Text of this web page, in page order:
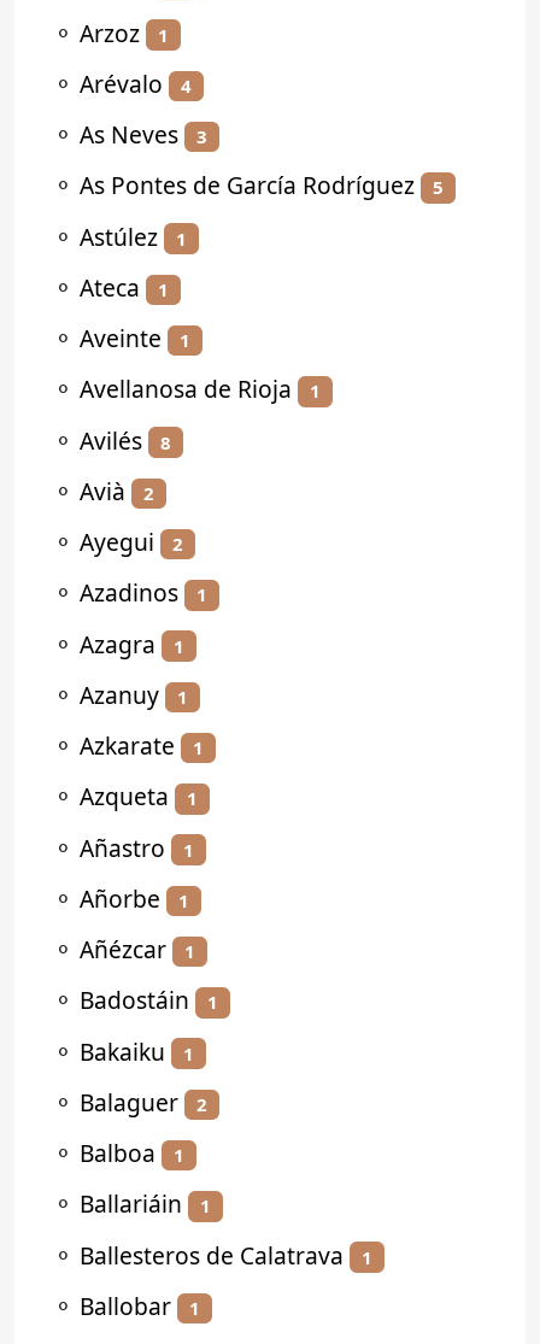
⚬ Arzoz 1
⚬ Arévalo 4
⚬ As Neves 3
⚬ As Pontes de García Rodríguez 5
⚬ Astúlez 1
⚬ Ateca 1
⚬ Aveinte 1
⚬ Avellanosa de Rioja 1
⚬ Avilés 8
⚬ Avià 2
⚬ Ayegui 2
⚬ Azadinos 1
⚬ Azagra 1
⚬ Azanuy 1
⚬ Azkarate 1
⚬ Azqueta 1
⚬ Añastro 1
⚬ Añorbe 1
⚬ Añézcar 1
⚬ Badostáin 1
⚬ Bakaiku 1
⚬ Balaguer 2
⚬ Balboa 1
⚬ Ballariáin 1
⚬ Ballesteros de Calatrava 1
⚬ Ballobar 1